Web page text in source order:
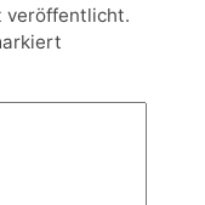
veröffentlicht.